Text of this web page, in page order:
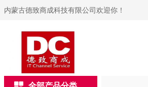
内蒙古德致商成科技有限公司欢迎你！